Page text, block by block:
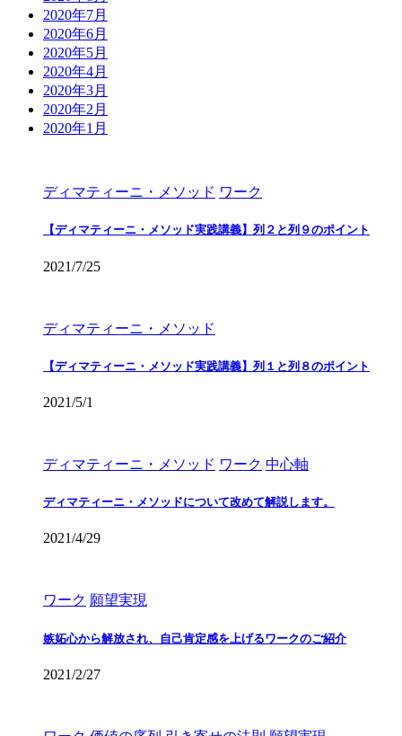
2020年7月
2020年6月
2020年5月
2020年4月
2020年3月
2020年2月
2020年1月
ディマティーニ・メソッド ワーク
【ディマティーニ・メソッド実践講義】列２と列９のポイント
2021/7/25
ディマティーニ・メソッド
【ディマティーニ・メソッド実践講義】列１と列８のポイント
2021/5/1
ディマティーニ・メソッド ワーク 中心軸
ディマティーニ・メソッドについて改めて解説します。
2021/4/29
ワーク 願望実現
嫉妬心から解放され、自己肯定感を上げるワークのご紹介
2021/2/27